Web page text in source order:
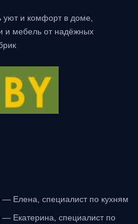
уют и комфорт в доме,
и мебель от надёжных
Елена, специалист по кухням
Екатерина, специалист по